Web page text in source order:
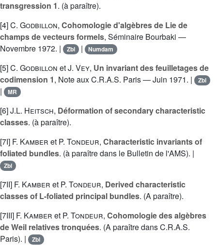
transgression 1. (à paraître).
[4]C. Godbillon, Cohomologie d'algèbres de Lie de
champs de vecteurs formels, Séminaire Bourbaki —
Novembre 1972. |
Zbl | Numdam
[5]C. Godbillon etJ. Vey, Un invariant des feuilletages de
codimension 1, Note aux C.R.A.S. Paris — Juin 1971. | Zbl
| MR
[6]J.L. Heitsch, Déformation of secondary characteristic
classes. (à paraître).
[7I] F. Kamber et P. Tondeur, Characteristic invariants of
foliated bundles. (à paraître dans le Bulletin de l'AMS). |
Zbl
[7II] F. Kamber et P. Tondeur, Derived characteristic
classes of L-foliated principal bundles. (A paraître).
[7III] F. Kamber et P. Tondeur, Cohomologie des algèbres
de Weil relatives tronquées. (A paraître dans C.R.A.S.
Paris). |
Zbl